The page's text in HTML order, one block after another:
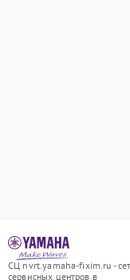
СЦ nvrt.yamaha-fixim.ru -
сервисных центров в